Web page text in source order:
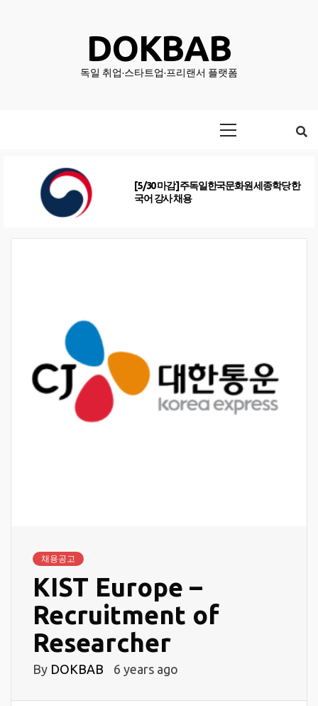
DOKBAB
독일 취업·스타트업·프리랜서 플랫폼
[5/30 마감] 주독일한국문화원 세종학당 한
국어 강사 채용
채용공고
KIST Europe –
Recruitment of
Researcher
By DOKBAB 6 years ago